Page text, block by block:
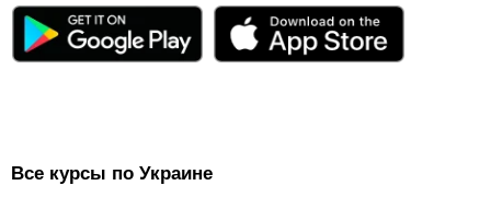
Все курсы по Украине